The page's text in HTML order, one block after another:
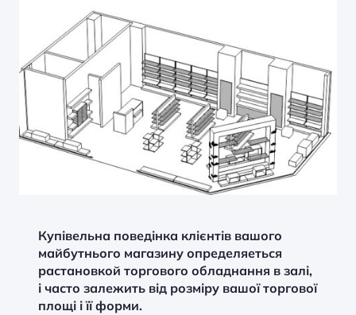
Купівельна поведінка клієнтів вашого
майбутнього магазину определяеться
растановкой торгового обладнання в залі,
і часто залежить від розміру вашої торгової
площі і її форми.